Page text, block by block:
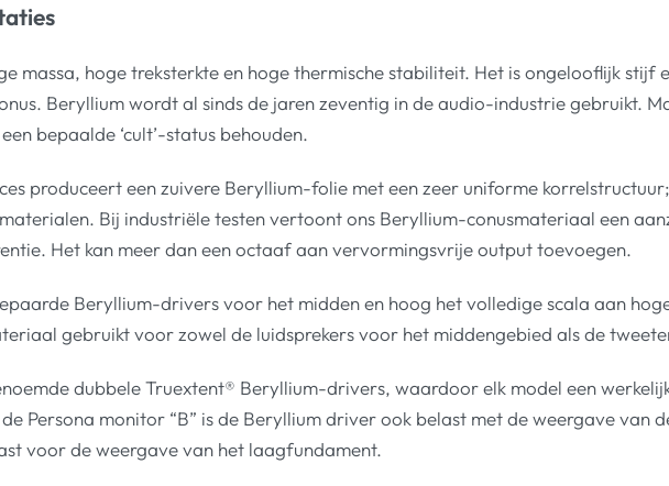
massa, hoge treksterkte en hoge thermische stabiliteit. Het is ongelooflijk stijf
Beryllium wordt al sinds de jaren zeventig in de audio-industrie gebruikt.
bepaalde ‘cult’-status behouden.
produceert een zuivere Beryllium-folie met een zeer uniforme
Bij industriële testen vertoont ons Beryllium-conusmateriaal een
Het kan meer dan een octaaf aan vervormingsvrije output toevoegen.
Beryllium-drivers voor het midden en hoog het volledige scala aan
gebruikt voor zowel de luidsprekers voor het middengebied als de
dubbele Truextent® Beryllium-drivers, waardoor elk model een
Persona monitor “B” is de Beryllium driver ook belast met de weergave van
voor de weergave van het laagfundament.